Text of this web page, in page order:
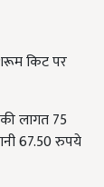
किट पर
लागत 75
67.50 रुपये